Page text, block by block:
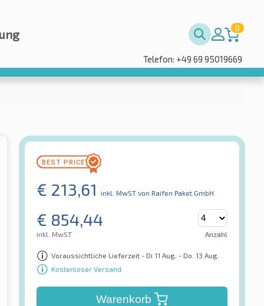
0
Telefon: +49 69 95019669
€ 213,61 inkl. MwST von Raifen Paket GmbH
€ 854,44
inkl. MwST Anzahl
Voraussichtliche Lieferzeit - Di 11 Aug. - Do. 13 Aug.
Kostenloser Versand
Warenkorb